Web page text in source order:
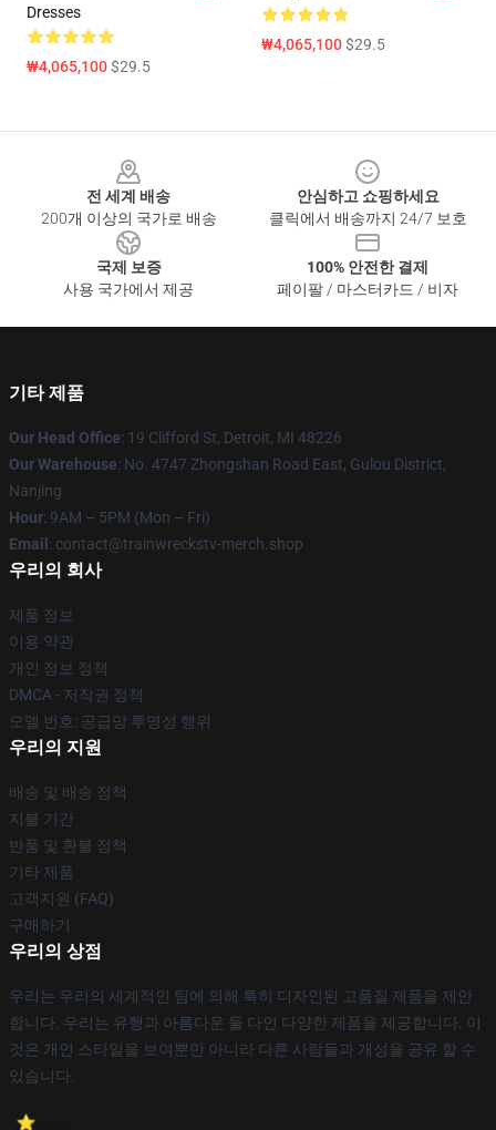
Dresses
₩4,065,100$29.5
₩4,065,100$29.5
전 세계 배송
200개 이상의 국가로 배송
안심하고 쇼핑하세요
클릭에서 배송까지 24/7 보호
국제 보증
사용 국가에서 제공
100% 안전한 결제
페이팔 / 마스터카드 / 비자
기타 제품
Our Head Office: 19 Clifford St, Detroit, MI 48226
Our Warehouse: No. 4747 Zhongshan Road East, Gulou District,
Nanjing
Hour: 9AM – 5PM (Mon – Fri)
Email : contact@trainwreckstv-merch.shop
우리의 회사
제품 정보
이용 약관
개인 정보 정책
DMCA - 저작권 정책
모델 번호: 공급망 투명성 행위
우리의 지원
배송 및 배송 정책
지불 기간
반품 및 환불 정책
기타 제품
고객지원 (FAQ)
구매하기
우리의 상점
우리는 우리의 세계적인 팀에 의해 특히 디자인된 고품질 제품을 제안
합니다. 우리는 유행과 아름다운 둘 다인 다양한 제품을 제공합니다. 이
것은 개인 스타일을 보여뿐만 아니라 다른 사람들과 개성을 공유 할 수
있습니다.